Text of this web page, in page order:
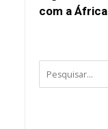
com a África